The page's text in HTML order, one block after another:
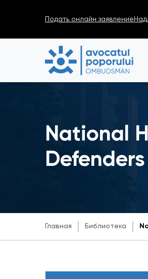
Подать онлайн заявление
National
Defenders
Главная Библиотека